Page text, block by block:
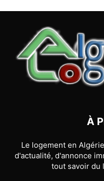
À
Le logement en
d'actualité, d'annonce
tout savoir du